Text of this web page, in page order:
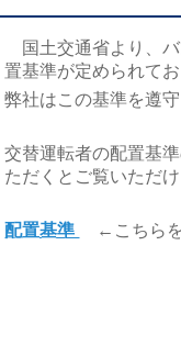
国土交通省より、
置基準が定められてお
弊社はこの基準を遵
交替運転者の配置基
ただくとご覧いただけ
配置基準 ←こちらを